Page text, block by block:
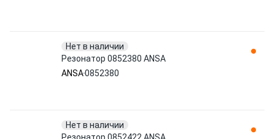
Нет в наличии
Резонатор 0852380 ANSA
ANSA0852380
Нет в наличии